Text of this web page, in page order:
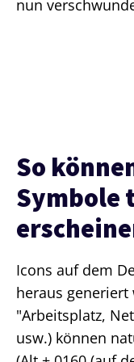
nun
So
Symbole
Icons auf dem
heraus
"Arbeitsplatz,
usw.) können